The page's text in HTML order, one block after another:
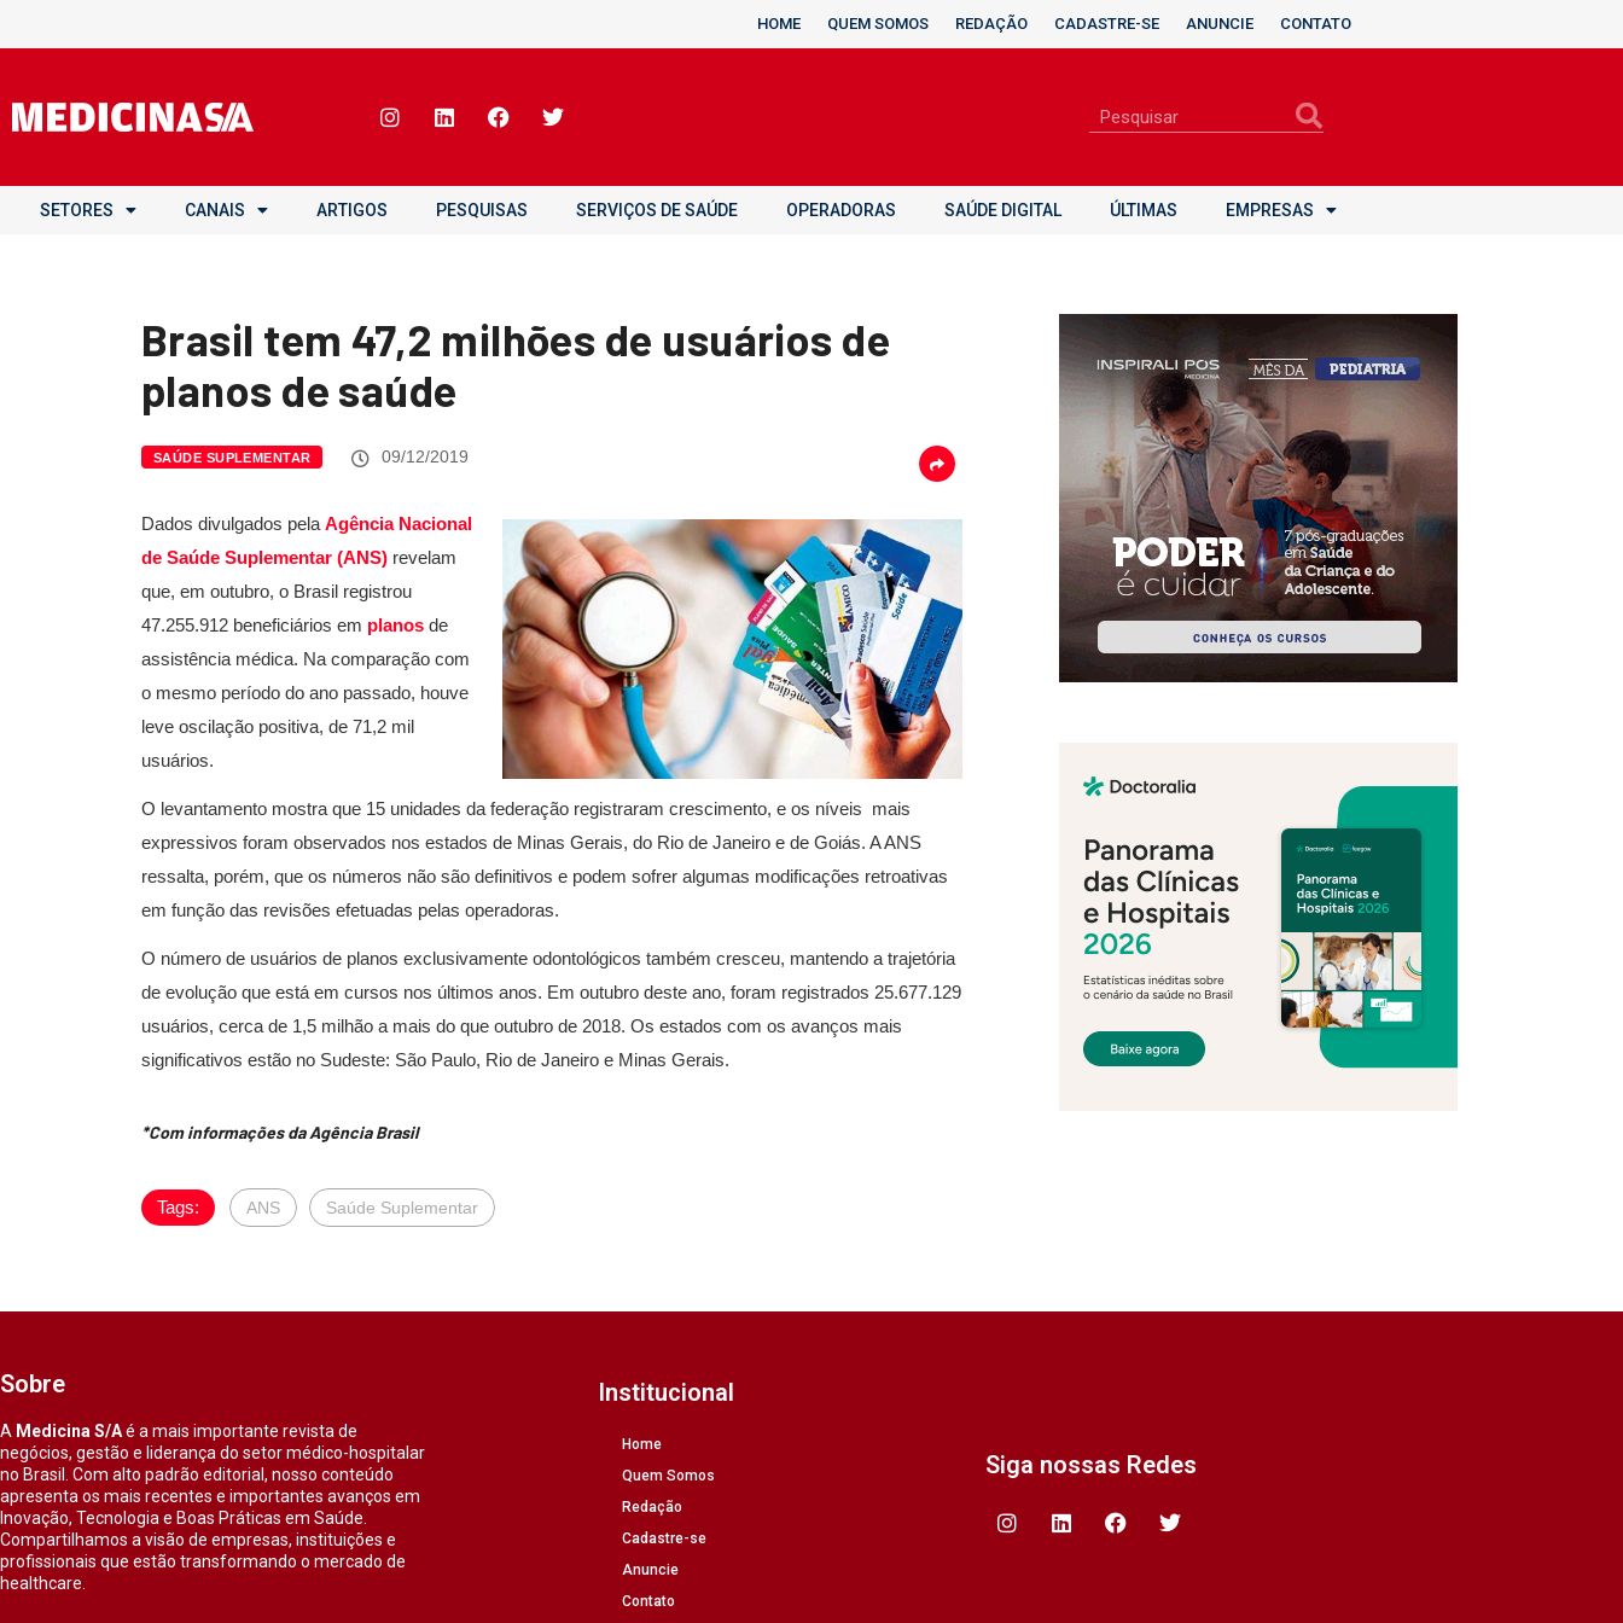
HOME QUEM SOMOS REDAÇÃO CADASTRE-SE ANUNCIE CONTATO
SETORES CANAIS ARTIGOS PESQUISAS SERVIÇOS DE SAÚDE OPERADORAS SAÚDE DIGITAL ÚLTIMAS EMPRESAS
Brasil tem 47,2 milhões de usuários de
planos de saúde
SAÚDE SUPLEMENTAR 09/12/2019
Dados divulgados pela Agência Nacional
de Saúde Suplementar (ANS) revelam
que, em outubro, o Brasil registrou
47.255.912 beneficiários em planos de
assistência médica. Na comparação com
o mesmo período do ano passado, houve
leve oscilação positiva, de 71,2 mil
usuários.
O levantamento mostra que 15 unidades da federação registraram crescimento, e os níveis mais
expressivos foram observados nos estados de Minas Gerais, do Rio de Janeiro e de Goiás. A ANS
ressalta, porém, que os números não são definitivos e podem sofrer algumas modificações retroativas
em função das revisões efetuadas pelas operadoras.
O número de usuários de planos exclusivamente odontológicos também cresceu, mantendo a trajetória
de evolução que está em cursos nos últimos anos. Em outubro deste ano, foram registrados 25.677.129
usuários, cerca de 1,5 milhão a mais do que outubro de 2018. Os estados com os avanços mais
significativos estão no Sudeste: São Paulo, Rio de Janeiro e Minas Gerais.
*Com informações da Agência Brasil
Tags: ANS Saúde Suplementar
Sobre
A Medicina S/Aé a mais importante revista de
negócios, gestão e liderança do setor médico-hospitalar
no Brasil. Com alto padrão editorial, nosso conteúdo
apresenta os mais recentes e importantes avanços em
Inovação, Tecnologia e Boas Práticas em Saúde.
Compartilhamos a visão de empresas, instituições e
profissionais que estão transformando o mercado de
healthcare.
Institucional
Home
Quem Somos
Redação
Cadastre-se
Anuncie
Contato
Siga nossas Redes